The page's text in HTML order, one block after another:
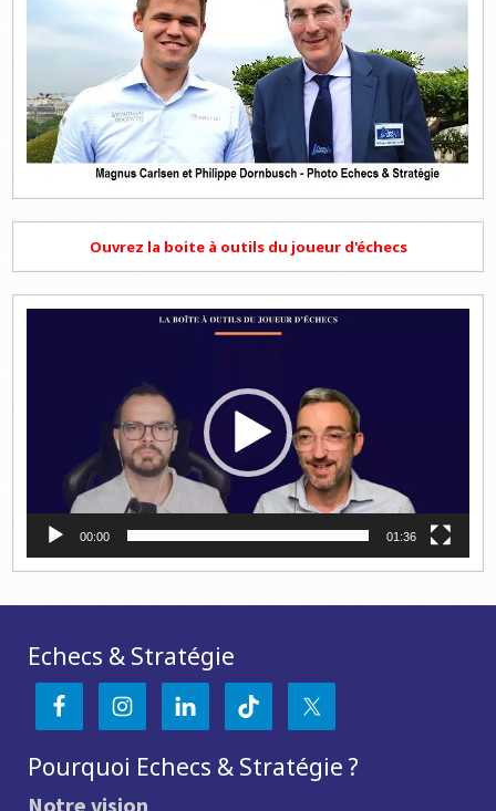
Ouvrez la boite à outils du joueur d'échecs
00:00 01:36
Echecs & Stratégie
Pourquoi Echecs & Stratégie ?
Notre vision